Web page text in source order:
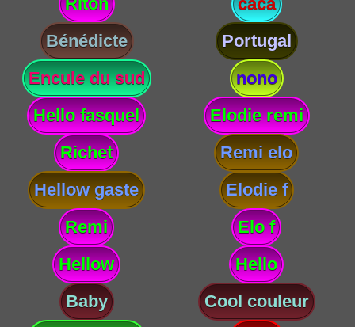
Bénédicte
Portugal
Encule du sud
nono
Hello fasquel
Elodie remi
Richet
Remi elo
Hellow gaste
Elodie f
Remi
Elo f
Hellow
Hello
Baby
Cool couleur